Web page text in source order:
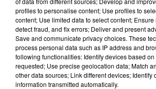
23 juillet 2026
INCENDIE MORTEL À LENS :
SON BÉBÉ ENTRE LA VIE ET
Un homme s'est immolé par le feu
aspergé sa compagne et leur
d'un liquide inflammable.
profiles to personalise content; Use profiles to
content; Use limited data to select content;
detect fraud, and fix errors; Deliver and present
Save and communicate privacy choices. These
process personal data such as IP address and
following functionalities: Identify devices based
requested; Use precise geolocation data; Match
other data sources; Link different devices; Identify
information transmitted automatically.